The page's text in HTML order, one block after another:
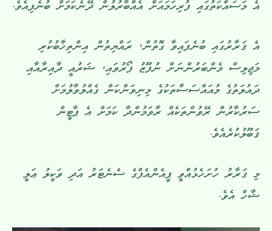
އެ މަސައްކަތުގައި ފުރިހަމައަށް އެއްބާރުލުން ދޭނެކަމަށް ބުނެފިއެވެ.
އެ ޤަރާރުގައި ބުނެފައިވާ ގޮތުން، ރައްޔިތުން އިންތިޚާބުކުރި
މަޖިލިސް މެންބަރުންނަށް ނުފޫޒު ފޯރުވައި، ޝަރުއީ ދާއިރާއާއި
ދައުލަތުގެ މުއައްސަސާތަކުގެ މިނިވަންކަން ގެއްލުވާލުމަށް
ސަރުކާރުން ރޭވުންތަކެއް ރާވަމުންދާ ކަމަށް އެ ޕާޓީން
ޤަބޫލުކުރެއެވެ.
މި ޤަރާރު ހުށަހެޅުއްވީ ޕީއެންއެފްގެ ސެނެޓަރު އަދި ވަކީލު ޢަލީ
ޝާހް އެވެ.